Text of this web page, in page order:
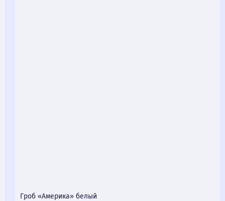
Гроб «Америка» белый